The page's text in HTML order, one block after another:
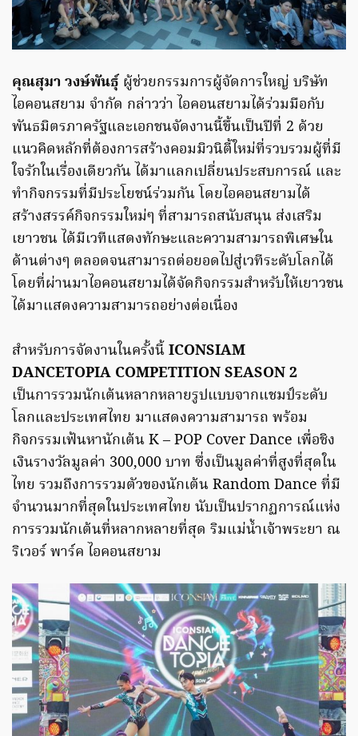
คุณสุมา วงษ์พันธุ์ ผู้ช่วยกรรมการผู้จัดการใหญ่ บริษัท
ไอคอนสยาม จำกัด กล่าวว่า ไอคอนสยามได้ร่วมมือกับ
พันธมิตรภาครัฐและเอกชนจัดงานนี้ขึ้นเป็นปีที่ 2 ด้วย
แนวคิดหลักที่ต้องการสร้างคอมมิวนิตี้ใหม่ที่รวบรวมผู้ที่มี
ใจรักในเรื่องเดียวกัน ได้มาแลกเปลี่ยนประสบการณ์ และ
ทำกิจกรรมที่มีประโยชน์ร่วมกัน โดยไอคอนสยามได้
สร้างสรรค์กิจกรรมใหม่ๆ ที่สามารถสนับสนุน ส่งเสริม
เยาวชน ได้มีเวทีแสดงทักษะและความสามารถพิเศษใน
ด้านต่างๆ ตลอดจนสามารถต่อยอดไปสู่เวทีระดับโลกได้
โดยที่ผ่านมาไอคอนสยามได้จัดกิจกรรมสำหรับให้เยาวชน
ได้มาแสดงความสามารถอย่างต่อเนื่อง
สำหรับการจัดงานในครั้งนี้ICONSIAM
DANCETOPIA COMPETITION SEASON 2
เป็นการรวมนักเต้นหลากหลายรูปแบบจากแชมป์ระดับ
โลกและประเทศไทย มาแสดงความสามารถ พร้อม
กิจกรรมเฟ้นหานักเต้น K – POP Cover Dance เพื่อชิง
เงินรางวัลมูลค่า 300,000 บาท ซึ่งเป็นมูลค่าที่สูงที่สุดใน
ไทย รวมถึงการรวมตัวของนักเต้น Random Dance ที่มี
จำนวนมากที่สุดในประเทศไทย นับเป็นปรากฏการณ์แห่ง
การรวมนักเต้นที่หลากหลายที่สุด ริมแม่น้ำเจ้าพระยา ณ
ริเวอร์ พาร์ค ไอคอนสยาม